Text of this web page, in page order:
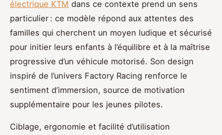
électrique KTM dans ce contexte prend un sens
particulier : ce modèle répond aux attentes des
familles qui cherchent un moyen ludique et sécurisé
pour initier leurs enfants à l’équilibre et à la maîtrise
progressive d’un véhicule motorisé. Son design
inspiré de l’univers Factory Racing renforce le
sentiment d’immersion, source de motivation
supplémentaire pour les jeunes pilotes.
Ciblage, ergonomie et facilité d’utilisation